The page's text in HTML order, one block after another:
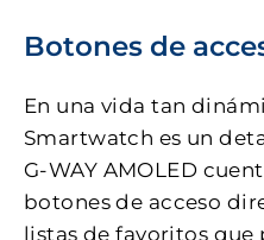
Botones de
En una vida tan
Smartwatch es un
G-WAY AMOLED
botones de acceso
listas de favoritos que